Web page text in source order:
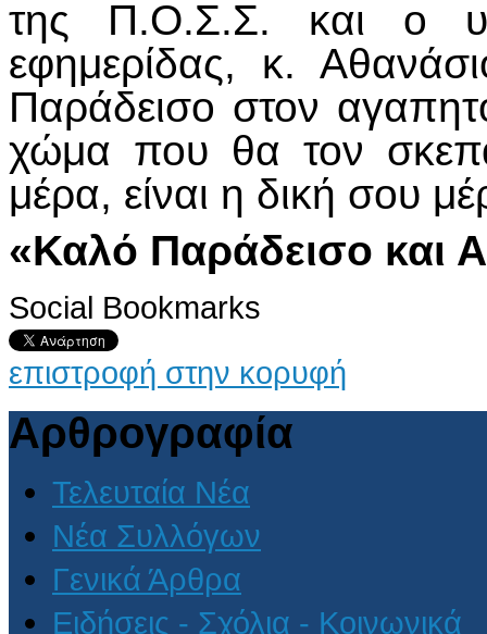
της Π.Ο.Σ.Σ. και ο
εφημερίδας, κ.
Παράδεισο στον
χώμα που θα τον
μέρα, είναι η δική σου
«Καλό Παράδεισο και
Social Bookmarks
επιστροφή στην κορυφή
Αρθρογραφία
Τελευταία Νέα
Νέα Συλλόγων
Γενικά Άρθρα
Ειδήσεις - Σχόλια - Κοινωνικά